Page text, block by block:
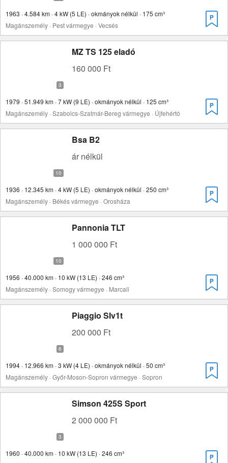
1963 · 4.584 km · 4 kW (5 LE) · okmányok nélkül · 175 cm³
Magánszemély · Pest vármegye · Vecsés
MZ TS 125 eladó
160 000 Ft
1979 · 51.949 km · 7 kW (9 LE) · okmányok nélkül · 125 cm³
Magánszemély · Szabolcs-Szatmár-Bereg vármegye · Újfehértó
Bsa B2
ár nélkül
1936 · 12.345 km · 4 kW (5 LE) · okmányok nélkül · 250 cm³
Magánszemély · Békés vármegye · Orosháza
Pannonia TLT
1 000 000 Ft
1956 · 40.000 km · 10 kW (13 LE) · 246 cm³
Magánszemély · Somogy vármegye · Marcali
Piaggio SIv1t
200 000 Ft
1994 · 12.966 km · 3 kW (4 LE) · okmányok nélkül · 50 cm³
Magánszemély · Győr-Moson-Sopron vármegye · Sopron
Simson 425S Sport
2 000 000 Ft
1960 · 40.000 km · 10 kW (13 LE) · 246 cm³